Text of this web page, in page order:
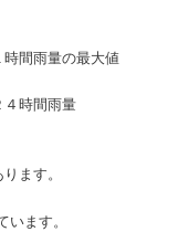
間雨量の最大値
時間雨量
ます。
ます。